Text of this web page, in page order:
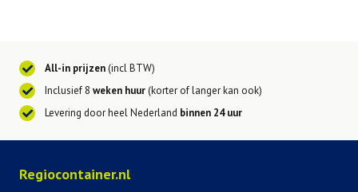
All-in prijzen(incl BTW)
Inclusief 8 weken huur(korter of langer kan ook)
Levering door heel Nederland binnen 24 uur
Regiocontainer.nl